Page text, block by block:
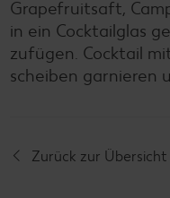
Grapefruitsaft,
in ein Cocktailglas
zufügen. Cocktail
scheiben garnieren
Zurück zur Übersicht